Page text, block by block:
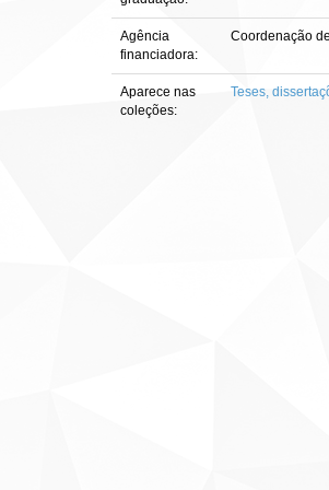
Agência
financiadora:
Coordenação
Aparece nas
coleções:
Teses,